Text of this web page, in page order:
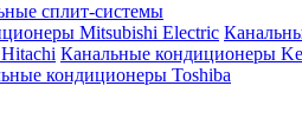
сплит-системы
Mitsubishi Electric
Канальные кондиционеры
кондиционеры Toshiba